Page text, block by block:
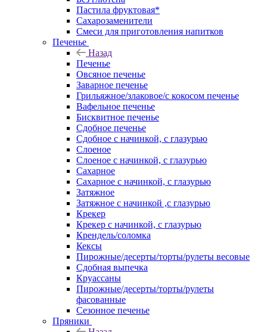
Пастила фруктовая*
Сахарозаменители
Смеси для приготовления напитков
Печенье
Назад
Печенье
Овсяное печенье
Заварное печенье
Грильяжное/злаковое/с кокосом печенье
Вафельное печенье
Бисквитное печенье
Сдобное печенье
Сдобное с начинкой, с глазурью
Слоеное
Слоеное с начинкой, с глазурью
Сахарное
Сахарное с начинкой, с глазурью
Затяжное
Затяжное с начинкой ,с глазурью
Крекер
Крекер с начинкой, с глазурью
Крендель/соломка
Кексы
Пирожные/десерты/торты/рулеты весовые
Сдобная выпечка
Круассаны
Пирожные/десерты/торты/рулеты
фасованные
Сезонное печенье
Пряники